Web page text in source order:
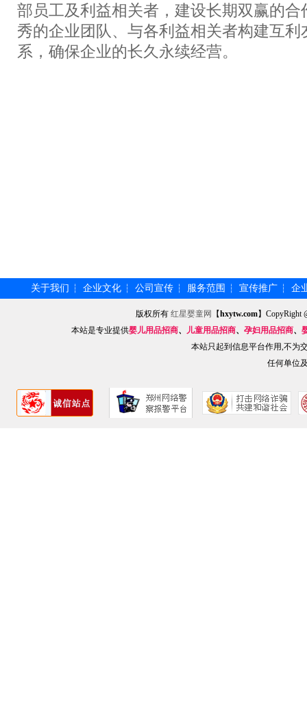
部员工及利益相关者，建设长期双赢的
秀的企业团队、与各利益相关者构建互
系，确保企业的长久永续经营。
关于我们 ┆ 企业文化 ┆ 公司宣传 ┆ 服务范围 ┆ 宣传推广 ┆ 企
版权所有红星婴童网 【hxytw.com】CopyRight
本站是专业提供婴儿用品招商、 儿童用品招商、 孕妇用品招商、
本站只起到信息平台作用,不为
任何单位